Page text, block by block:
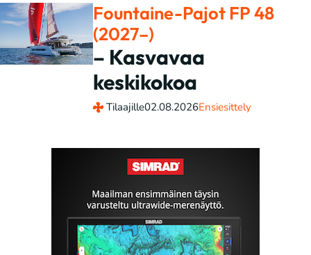
Fountaine-Pajot FP 48
(2027–)
– Kasvavaa
keskikokoa
Tilaajille02.08.2026Ensiesittely